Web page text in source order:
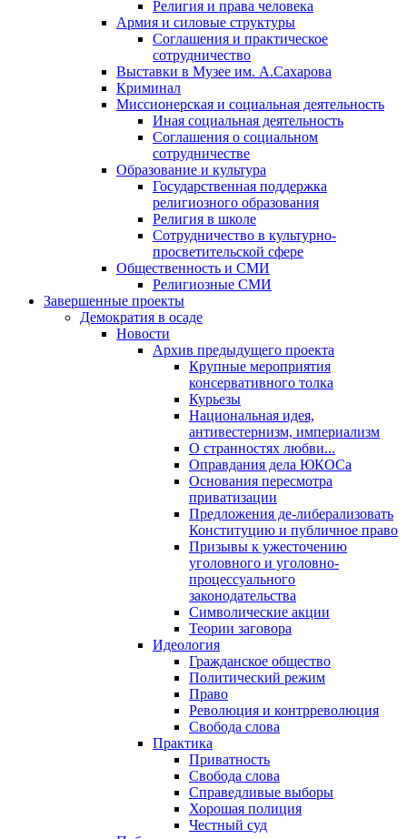
Религия и права человека
Армия и силовые структуры
Соглашения и практическое
сотрудничество
Выставки в Музее им. А.Сахарова
Криминал
Миссионерская и социальная деятельность
Иная социальная деятельность
Соглашения о социальном
сотрудничестве
Образование и культура
Государственная поддержка
религиозного образования
Религия в школе
Сотрудничество в культурно-
просветительской сфере
Общественность и СМИ
Религиозные СМИ
Завершенные проекты
Демократия в осаде
Новости
Архив предыдущего проекта
Крупные мероприятия
консервативного толка
Курьезы
Национальная идея,
антивестернизм, империализм
О странностях любви...
Оправдания дела ЮКОСа
Основания пересмотра
приватизации
Предложения де-либерализовать
Конституцию и публичное право
Призывы к ужесточению
уголовного и уголовно-
процессуального
законодательства
Символические акции
Теории заговора
Идеология
Гражданское общество
Политический режим
Право
Революция и контрреволюция
Свобода слова
Практика
Приватность
Свобода слова
Справедливые выборы
Хорошая полиция
Честный суд